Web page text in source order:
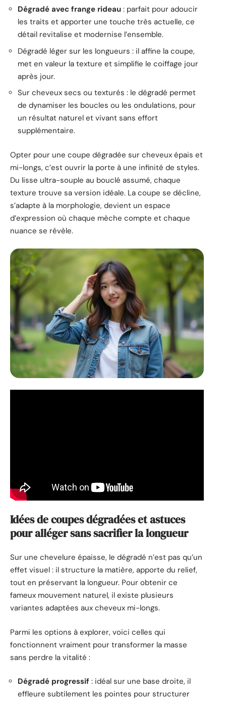
Dégradé avec frange rideau : parfait pour adoucir
les traits et apporter une touche très actuelle, ce
détail revitalise et modernise l’ensemble.
Dégradé léger sur les longueurs : il affine la coupe,
met en valeur la texture et simplifie le coiffage jour
après jour.
Sur cheveux secs ou texturés : le dégradé permet
de dynamiser les boucles ou les ondulations, pour
un résultat naturel et vivant sans effort
supplémentaire.
Opter pour une coupe dégradée sur cheveux épais et
mi-longs, c’est ouvrir la porte à une infinité de styles.
Du lisse ultra-souple au bouclé assumé, chaque
texture trouve sa version idéale. La coupe se décline,
s’adapte à la morphologie, devient un espace
d’expression où chaque mèche compte et chaque
nuance se révèle.
Idées de coupes dégradées et astuces
pour alléger sans sacrifier la longueur
Sur une chevelure épaisse, le dégradé n’est pas qu’un
effet visuel : il structure la matière, apporte du relief,
tout en préservant la longueur. Pour obtenir ce
fameux mouvement naturel, il existe plusieurs
variantes adaptées aux cheveux mi-longs.
Parmi les options à explorer, voici celles qui
fonctionnent vraiment pour transformer la masse
sans perdre la vitalité :
Dégradé progressif : idéal sur une base droite, il
effleure subtilement les pointes pour structurer